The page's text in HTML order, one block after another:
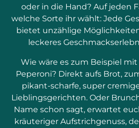
oder in die Hand? Auf jeden
welche Sorte ihr wählt: Jede
bietet unzählige
leckeres
Wie wäre es zum Beispiel
Peperoni? Direkt aufs Brot,
pikant-scharfe, super
Lieblingsgerichten. Oder
Name schon sagt, erwartet
kräuteriger Aufstrichgenuss,